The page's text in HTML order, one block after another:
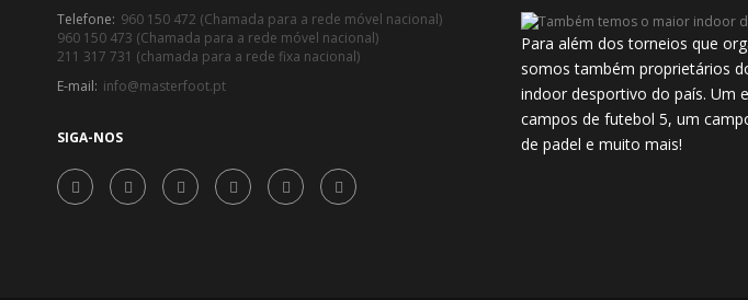
Telefone: 960 150 472 (Chamada para a rede móvel nacional)
960 150 473 (Chamada para a rede móvel nacional)
211 317 731 (chamada para a rede fixa nacional)
E-mail: info@masterfoot.pt
SIGA-NOS
Para além dos torneios que
somos também proprietários
indoor desportivo do país. Um
campos de futebol 5, um
de padel e muito mais!